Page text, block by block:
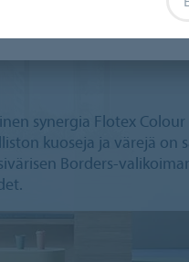
synergia Flotex Colour
kuoseja ja värejä on
Borders-